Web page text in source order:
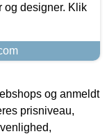
og designer. Klik
og anmeldt
prisniveau,